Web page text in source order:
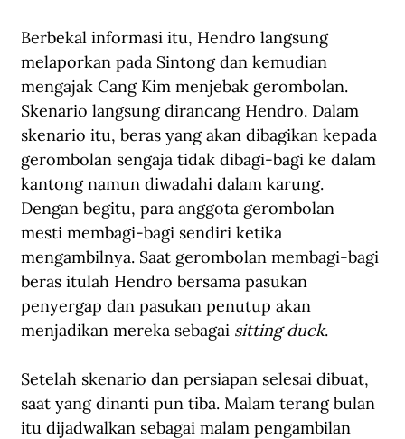
Berbekal informasi itu, Hendro langsung
melaporkan pada Sintong dan kemudian
mengajak Cang Kim menjebak gerombolan.
Skenario langsung dirancang Hendro. Dalam
skenario itu, beras yang akan dibagikan kepada
gerombolan sengaja tidak dibagi-bagi ke dalam
kantong namun diwadahi dalam karung.
Dengan begitu, para anggota gerombolan
mesti membagi-bagi sendiri ketika
mengambilnya. Saat gerombolan membagi-bagi
beras itulah Hendro bersama pasukan
penyergap dan pasukan penutup akan
menjadikan mereka sebagai sitting duck.
Setelah skenario dan persiapan selesai dibuat,
saat yang dinanti pun tiba. Malam terang bulan
itu dijadwalkan sebagai malam pengambilan